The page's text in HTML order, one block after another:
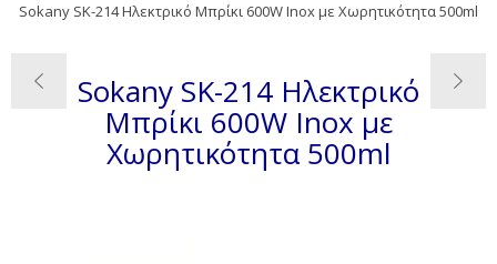
ΣΥΝΔΕΣΗ
Sokany SK-214 Ηλεκτρικό Μπρίκι 600W Inox με Χωρητικότητα 500ml
Sokany SK-214 Ηλεκτρικό
Μπρίκι 600W Inox με
Χωρητικότητα 500ml